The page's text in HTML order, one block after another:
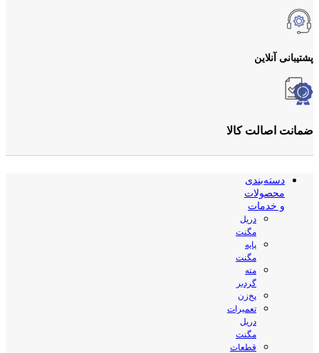
پشتیبانی آنلاین
ضمانت اصالت کالا
دسته‌بندی
محصولات
و خدمات
دریل
مگنت
پایه
مگنت
مته
گردبر
پخ‌زن
تعمیرات
دریل
مگنت
قطعات